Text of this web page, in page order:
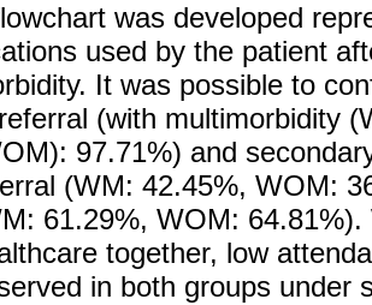
was developed
used by the patient
It was possible to
(with multimorbidity
97.71%) and
(WM: 42.45%, WOM:
61.29%, WOM:
together, low
in both groups under